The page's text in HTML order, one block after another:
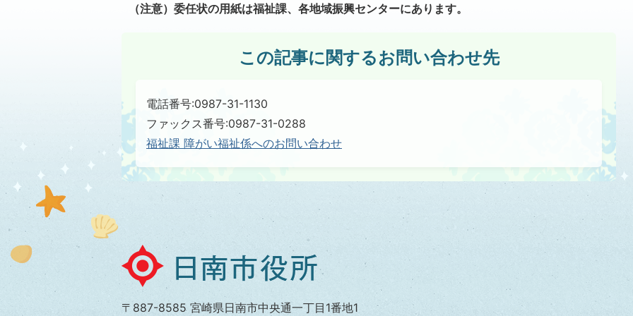
（注意）委任状の用紙は福祉課、各地域振興センターにあります。
この記事に関するお問い合わせ先
電話番号:0987-31-1130
ファックス番号:0987-31-0288
福祉課 障がい福祉係へのお問い合わせ
日
南
〒887-8585 宮崎県日南市中央通一丁目1番地1